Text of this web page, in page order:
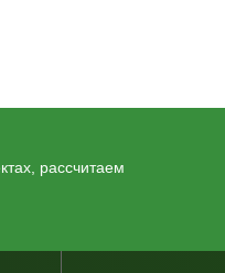
рассчитаем